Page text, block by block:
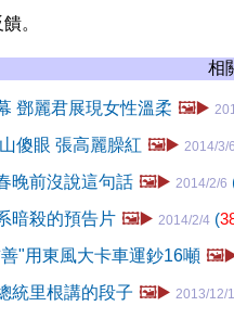
。
相
鄧麗君展現女性溫柔 🖼️▶️
傻眼 張高麗臊紅 🖼️▶️ 2014/3/6
晚前沒說這句話 🖼️▶️ 2014/2/6
暗殺的預告片 🖼️▶️ 2014/2/4 (
"用東風大卡車運鈔16噸
統里根講的段子 🖼️▶️ 2013/12/